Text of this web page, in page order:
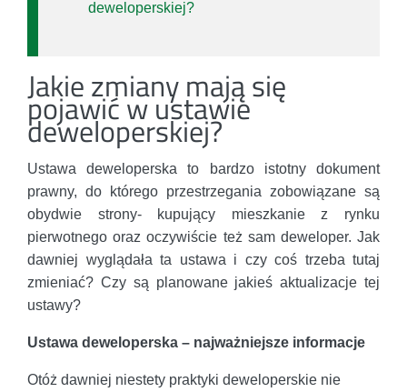
deweloperskiej?
Jakie zmiany mają się
pojawić w ustawie
deweloperskiej?
Ustawa deweloperska to bardzo istotny dokument
prawny, do którego przestrzegania zobowiązane są
obydwie strony- kupujący mieszkanie z rynku
pierwotnego oraz oczywiście też sam deweloper. Jak
dawniej wyglądała ta ustawa i czy coś trzeba tutaj
zmieniać? Czy są planowane jakieś aktualizacje tej
ustawy?
Ustawa deweloperska – najważniejsze informacje
Otóż dawniej niestety praktyki deweloperskie nie